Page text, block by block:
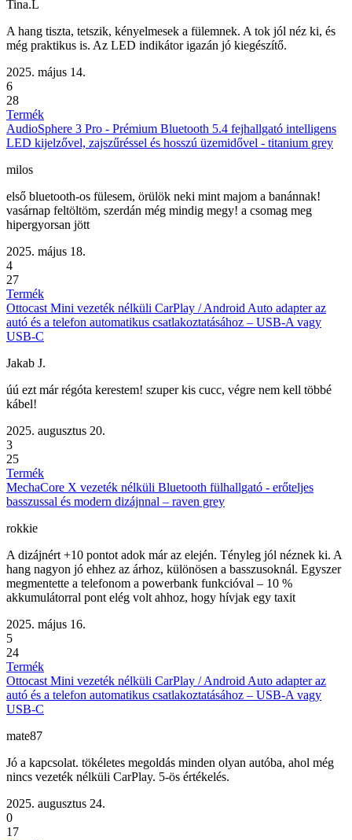
Tina.L
A hang tiszta, tetszik, kényelmesek a fülemnek. A tok jól néz ki, és
még praktikus is. Az LED indikátor igazán jó kiegészítő.
2025. május 14.
6
28
Termék
AudioSphere 3 Pro - Prémium Bluetooth 5.4 fejhallgató intelligens
LED kijelzővel, zajszűréssel és hosszú üzemidővel - titanium grey
milos
első bluetooth-os fülesem, örülök neki mint majom a banánnak!
vasárnap feltöltöm, szerdán még mindig megy! a csomag meg
hipergyorsan jött
2025. május 18.
4
27
Termék
Ottocast Mini vezeték nélküli CarPlay / Android Auto adapter az
autó és a telefon automatikus csatlakoztatásához – USB-A vagy
USB-C
Jakab J.
úú ezt már régóta kerestem! szuper kis cucc, végre nem kell többé
kábel!
2025. augusztus 20.
3
25
Termék
MechaCore X vezeték nélküli Bluetooth fülhallgató - erőteljes
basszussal és modern dizájnnal – raven grey
rokkie
A dizájnért +10 pontot adok már az elején. Tényleg jól néznek ki. A
hang nagyon jó ehhez az árhoz, különösen a basszusoknál. Egyszer
megmentette a telefonom a powerbank funkcióval – 10 %
akkumulátorral pont elég volt ahhoz, hogy hívjak egy taxit
2025. május 16.
5
24
Termék
Ottocast Mini vezeték nélküli CarPlay / Android Auto adapter az
autó és a telefon automatikus csatlakoztatásához – USB-A vagy
USB-C
mate87
Jó a kapcsolat. tökéletes megoldás minden olyan autóba, ahol még
nincs vezeték nélküli CarPlay. 5-ös értékelés.
2025. augusztus 24.
0
17